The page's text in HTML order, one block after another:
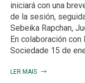
iniciará con una
de la sesión,
Sebeika Rapchan,
En colaboración con
Sociedade 15 de
LER MAIS